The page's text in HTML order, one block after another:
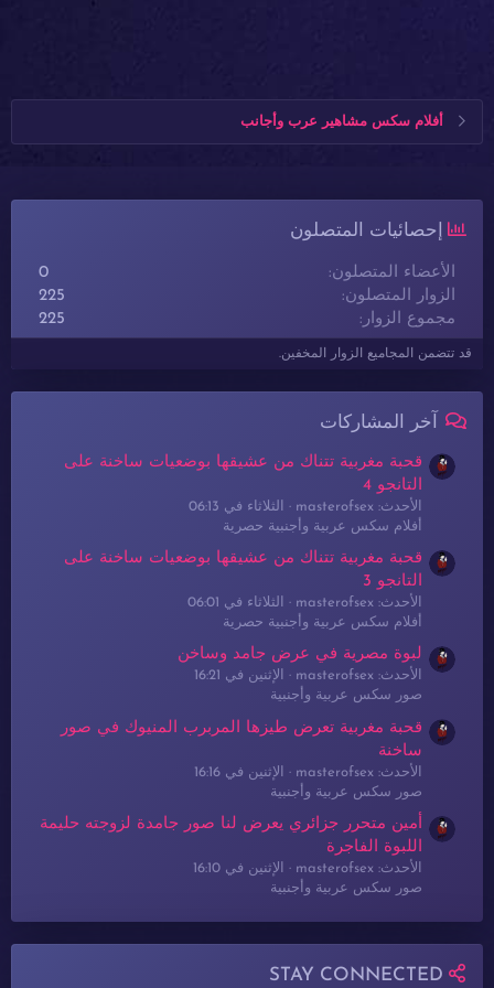
أفلام سكس مشاهير عرب وأجانب
إحصائيات المتصلون
الأعضاء المتصلون
0
الزوار المتصلون
225
مجموع الزوار
225
قد تتضمن المجاميع الزوار المخفين.
آخر المشاركات
قحبة مغربية تتناك من عشيقها بوضعيات ساخنة على
التانجو 4
الأحدث: masterofsex
الثلاثاء في 06:13
أفلام سكس عربية وأجنبية حصرية
قحبة مغربية تتناك من عشيقها بوضعيات ساخنة على
التانجو 3
الأحدث: masterofsex
الثلاثاء في 06:01
أفلام سكس عربية وأجنبية حصرية
لبوة مصرية في عرض جامد وساخن
الأحدث: masterofsex
الإثنين في 16:21
صور سكس عربية وأجنبية
قحبة مغربية تعرض طيزها المربرب المنيوك في صور
ساخنة
الأحدث: masterofsex
الإثنين في 16:16
صور سكس عربية وأجنبية
أمين متحرر جزائري يعرض لنا صور جامدة لزوجته حليمة
اللبوة الفاجرة
الأحدث: masterofsex
الإثنين في 16:10
صور سكس عربية وأجنبية
STAY CONNECTED